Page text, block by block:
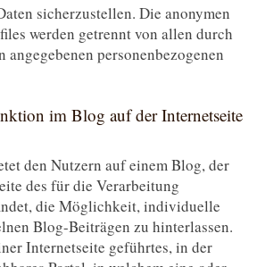
sicherzustellen. Die anonymen
werden getrennt von allen durch
angegebenen personenbezogenen
im Blog auf der Internetseite
den Nutzern auf einem Blog, der
des für die Verarbeitung
die Möglichkeit, individuelle
Blog-Beiträgen zu hinterlassen.
Internetseite geführtes, in der